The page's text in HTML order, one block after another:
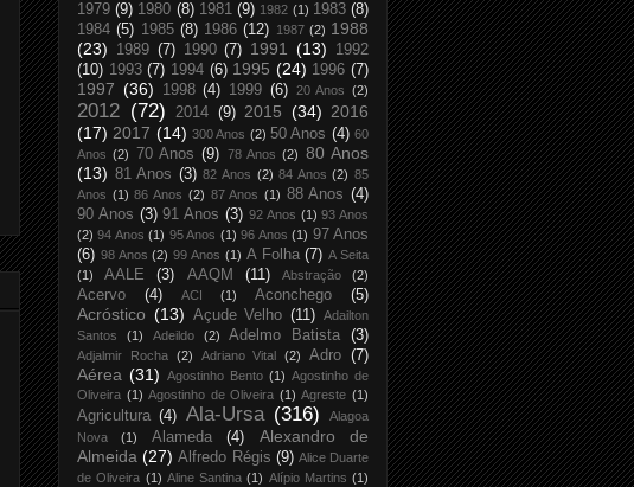
1979 (9) 1980 (8) 1981 (9) 1982 (1) 1983 (8)
1984 (5) 1985 (8) 1986 (12) 1987 (2) 1988
(23)
1989 (7) 1990 (7) 1991 (13)
1992
(10) 1993 (7) 1994 (6) 1995 (24) 1996 (7)
1997 (36) 1998 (4) 1999 (6) 20 Anos (2)
2012 (72) 2014 (9) 2015 (34) 2016
(17) 2017 (14) 300 Anos (2) 50 Anos (4) 60
Anos (2) 70 Anos (9) 78 Anos (2) 80 Anos
(13) 81 Anos (3) 82 Anos (2) 84 Anos (2) 85
Anos (1) 86 Anos (2) 87 Anos (1) 88 Anos (4)
90 Anos (3) 91 Anos (3) 92 Anos (1) 93 Anos
(2) 94 Anos (1) 95 Anos (1) 96 Anos (1) 97 Anos
(6) 98 Anos (2) 99 Anos (1) A Folha (7) A Seita
(1)
AALE (3) AAQM (11) Abstração (2)
Acervo (4) ACI (1) Aconchego (5)
Acróstico (13) Açude Velho (11) Adailton
Santos
(1) Adeildo (2) Adelmo Batista (3)
Adjalmir Rocha (2) Adriano Vital (2) Adro (7)
Aérea (31) Agostinho Bento (1) Agostinho de
Oliveira (1) Agostinho de Oliveira (1) Agreste (1)
Agricultura (4) Ala-Ursa (316)
Alagoa
Nova
(1) Alameda (4)
Alexandro de
Almeida (27) Alfredo Régis (9) Alice Duarte
de Oliveira (1) Aline Santina (1) Alípio Martins (1)